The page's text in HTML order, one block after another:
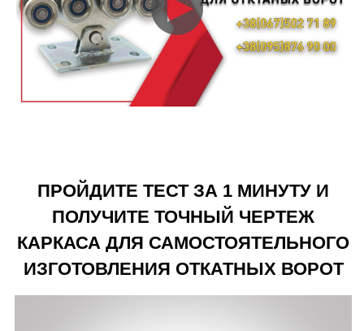
ПРОЙДИТЕ ТЕСТ ЗА 1 МИНУТУ И
ПОЛУЧИТЕ ТОЧНЫЙ ЧЕРТЕЖ
КАРКАСА ДЛЯ САМОСТОЯТЕЛЬНОГО
ИЗГОТОВЛЕНИЯ ОТКАТНЫХ ВОРОТ